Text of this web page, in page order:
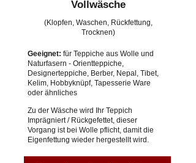
Vollwäsche
(Klopfen, Waschen, Rückfettung,
Trocknen)
Geeignet: für Teppiche aus Wolle und
Naturfasern - Orientteppiche,
Designerteppiche, Berber, Nepal, Tibet,
Kelim, Hobbyknüpf, Tapesserie Ware
oder ähnliches
Zu der Wäsche wird Ihr Teppich
Imprägniert / Rückgefettet, dieser
Vorgang ist bei Wolle pflicht, damit die
Eigenfettung wieder hergestellt wird.